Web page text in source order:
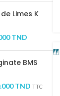
Limes K
TND
BMS
TND TTC